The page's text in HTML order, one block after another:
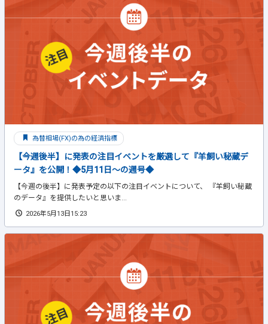
為替相場(FX)の為の経済指標
【今週後半】に発表の注目イベントを厳選して『羊飼い秘蔵デ
ータ』を公開！◆5月11日～の週号◆
【今週の後半】に発表予定の以下の注目イベントについて、 『羊飼い秘蔵
のデータ』を提供したいと思いま...
2026年5月13日15:23